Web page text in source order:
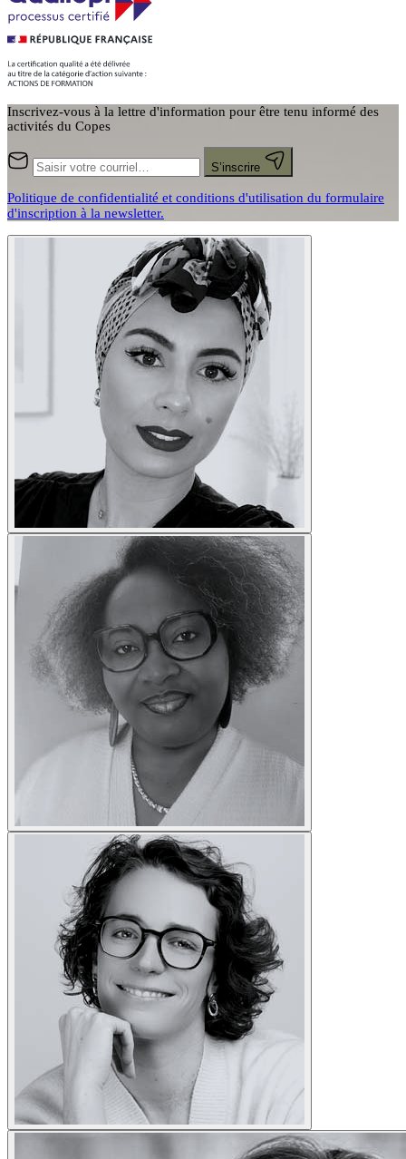
Inscrivez-vous à la lettre d'information pour être tenu informé des
activités du Copes
S’inscrire
Politique de confidentialité et conditions d'utilisation du formulaire
d'inscription à la newsletter.